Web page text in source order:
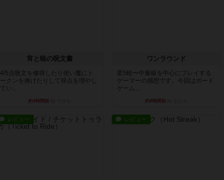
宵と暁の呪文書
4/5点呪文を修得したり使い魔にト
ークンを捧げたりして得点を増やし
てい...
約4時間前
ワンラウンド
星5軽〜中量級を中心にプレイする
ゲーマーの感想です。今回はボード
ゲーム...
約8時間前
レビュー レビュー